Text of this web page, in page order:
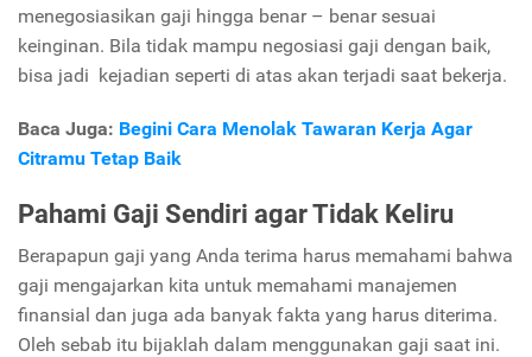
menegosiasikan gaji hingga benar – benar sesuai
keinginan. Bila tidak mampu negosiasi gaji dengan baik,
bisa jadi kejadian seperti di atas akan terjadi saat bekerja.
Baca Juga: Begini Cara Menolak Tawaran Kerja Agar
Citramu Tetap Baik
Pahami Gaji Sendiri agar Tidak Keliru
Berapapun gaji yang Anda terima harus memahami bahwa
gaji mengajarkan kita untuk memahami manajemen
finansial dan juga ada banyak fakta yang harus diterima.
Oleh sebab itu bijaklah dalam menggunakan gaji saat ini.